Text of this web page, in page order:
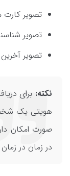
تصویر کارت
تصویر
تصویر
نکته: برای
هویتی یک شخص
صورت امکان
در زمان در